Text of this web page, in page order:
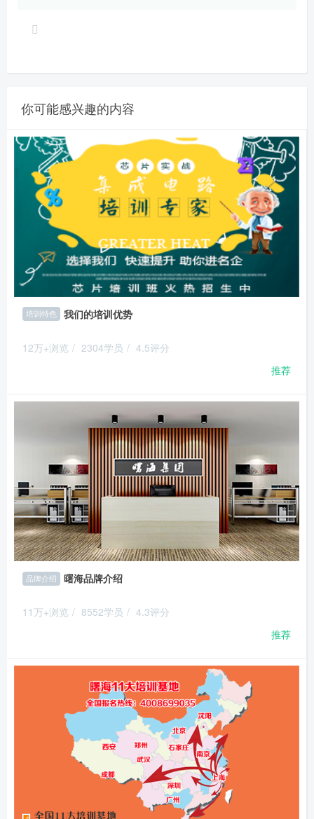
你可能感兴趣的内容
培训特色 我们的培训优势
12万+浏览 / 2304学员 / 4.5评分
推荐
品牌介绍 曙海品牌介绍
11万+浏览 / 8552学员 / 4.3评分
推荐